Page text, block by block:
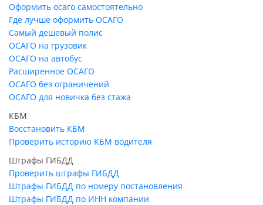
Оформить осаго самостоятельно
Где лучше оформить ОСАГО
Самый дешевый полис
ОСАГО на грузовик
ОСАГО на автобус
Расширенное ОСАГО
ОСАГО без ограничений
ОСАГО для новичка без стажа
КБМ
Восстановить КБМ
Проверить историю КБМ водителя
Штрафы ГИБДД
Проверить штрафы ГИБДД
Штрафы ГИБДД по номеру постановления
Штрафы ГИБДД по ИНН компании